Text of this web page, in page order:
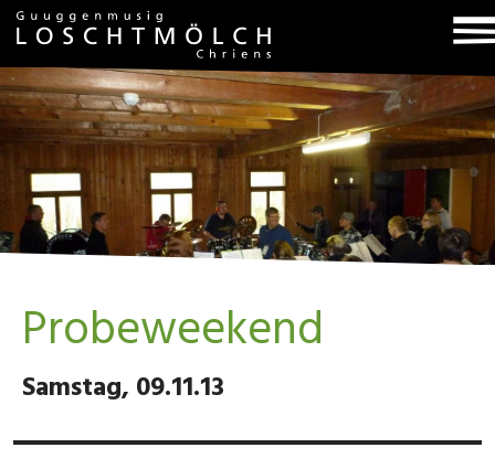
Probeweekend
Samstag, 09.11.13